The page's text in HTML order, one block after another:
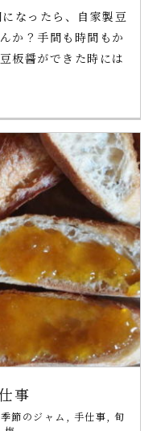
なったら、自家製豆
か？手間も時間もか
板醤ができた時には
事
季節のジャム 手仕事
旬